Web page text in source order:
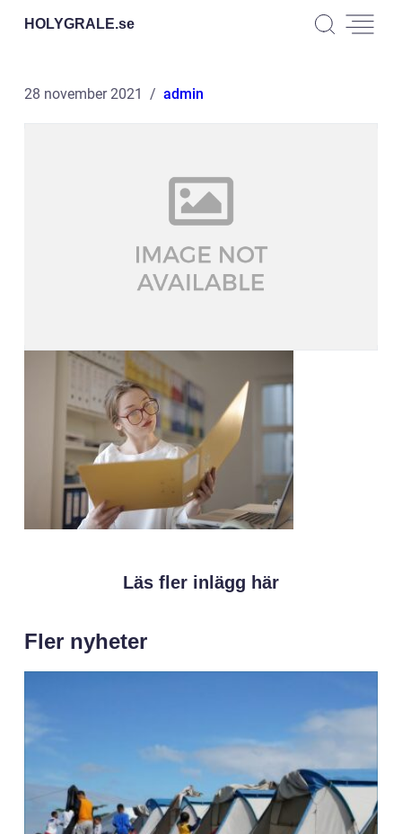
HOLYGRALE.se
28 november 2021 admin
Läs fler inlägg här
Fler nyheter